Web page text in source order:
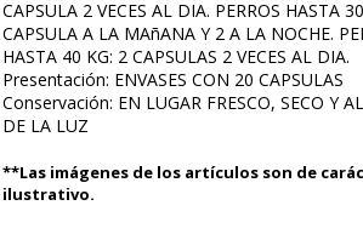
CAPSULA 2 VECES AL DIA. PERROS HASTA
CAPSULA A LA MAñANA Y 2 A LA NOCHE.
HASTA 40 KG: 2 CAPSULAS 2 VECES AL DIA.
Presentación: ENVASES CON 20 CAPSULAS
Conservación: EN LUGAR FRESCO, SECO Y
DE LA LUZ
**Las imágenes de los artículos son de
ilustrativo.